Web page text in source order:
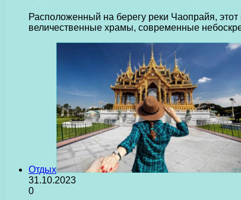
Расположенный на берегу реки Чаопрайя,
величественные храмы, современные
Отдых
31.10.2023
0